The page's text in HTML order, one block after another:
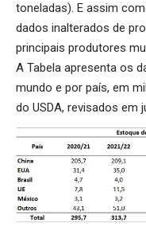
toneladas). E assim
dados inalterados de
principais produtores
A Tabela apresenta os
mundo e por país, em
do USDA, revisados em